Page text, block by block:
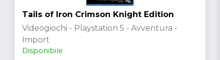
Tails of Iron Crimson Knight Edition
Videogiochi - Playstation 5 - Avventura -
Import
Disponibile